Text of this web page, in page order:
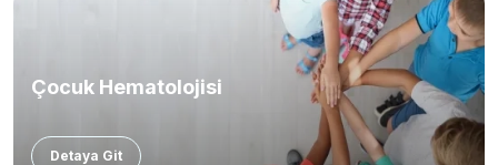
Çocuk Hematolojisi
Detaya Git